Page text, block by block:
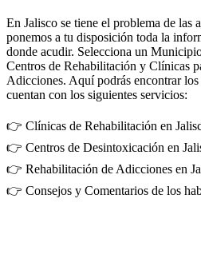
En Jalisco se tiene el problema de las
ponemos a tu disposición toda la
donde acudir. Selecciona un
Centros de Rehabilitación y Clínicas
Adicciones. Aquí podrás encontrar
cuentan con los siguientes servicios:
👉 Clínicas de Rehabilitación en
👉 Centros de Desintoxicación en
👉 Rehabilitación de Adicciones en
👉 Consejos y Comentarios de los